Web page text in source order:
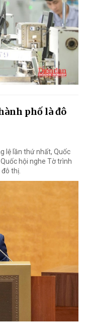
phố là đô
lệ lần thứ nhất, Quốc
hội nghe Tờ trình
thị.